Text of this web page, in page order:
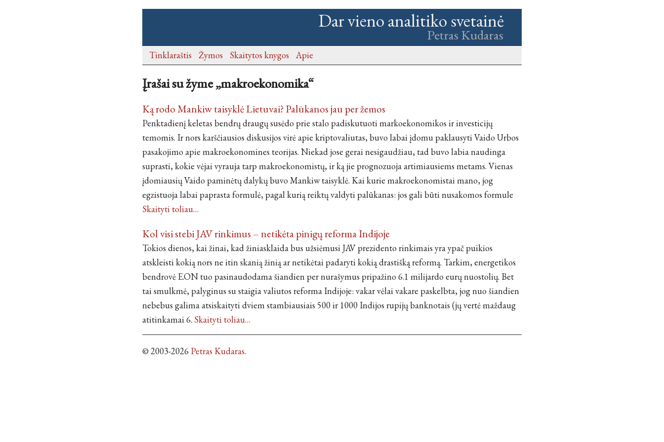
Dar vieno analitiko svetainė
Petras Kudaras
Tinklaraštis Žymos Skaitytos knygos Apie
Įrašai su žyme „makroekonomika“
Ką rodo Mankiw taisyklė Lietuvai? Palūkanos jau per žemos
Penktadienį keletas bendrų draugų susėdo prie stalo padiskutuoti markoekonomikos ir investicijų
temomis. Ir nors karščiausios diskusijos virė apie kriptovaliutas, buvo labai įdomu paklausyti Vaido Urbos
pasakojimo apie makroekonomines teorijas. Niekad jose gerai nesigaudžiau, tad buvo labia naudinga
suprasti, kokie vėjai vyrauja tarp makroekonomistų, ir ką jie prognozuoja artimiausiems metams. Vienas
įdomiausių Vaido paminėtų dalykų buvo Mankiw taisyklė. Kai kurie makroekonomistai mano, jog
egzistuoja labai paprasta formulė, pagal kurią reiktų valdyti palūkanas: jos gali būti nusakomos formule
Skaityti toliau…
Kol visi stebi JAV rinkimus – netikėta pinigų reforma Indijoje
Tokios dienos, kai žinai, kad žiniasklaida bus užsiėmusi JAV prezidento rinkimais yra ypač puikios
atskleisti kokią nors ne itin skanią žinią ar netikėtai padaryti kokią drastišką reformą. Tarkim, energetikos
bendrovė E.ON tuo pasinaudodama šiandien per nurašymus pripažino 6.1 milijardo eurų nuostolių. Bet
tai smulkmė, palyginus su staigia valiutos reforma Indijoje: vakar vėlai vakare paskelbta, jog nuo šiandien
nebebus galima atsiskaityti dviem stambiausiais 500 ir 1000 Indijos rupijų banknotais (jų vertė maždaug
atitinkamai 6. Skaityti toliau…
© 2003-2026 Petras Kudaras.